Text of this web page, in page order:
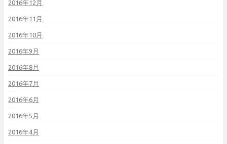
2016年12月
2016年11月
2016年10月
2016年9月
2016年8月
2016年7月
2016年6月
2016年5月
2016年4月